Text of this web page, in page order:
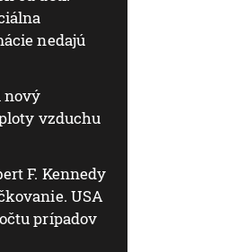
nedajú
nový
vzduchu
F. Kennedy
USA
prípadov